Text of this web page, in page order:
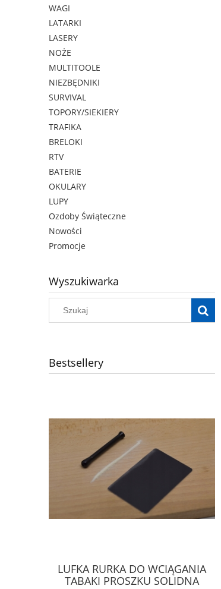
WAGI
LATARKI
LASERY
NOŻE
MULTITOOLE
NIEZBĘDNIKI
SURVIVAL
TOPORY/SIEKIERY
TRAFIKA
BRELOKI
RTV
BATERIE
OKULARY
LUPY
Ozdoby Świąteczne
Nowości
Promocje
Wyszukiwarka
Bestsellery
LUFKA RURKA DO WCIĄGANIA
TABAKI PROSZKU SOLIDNA